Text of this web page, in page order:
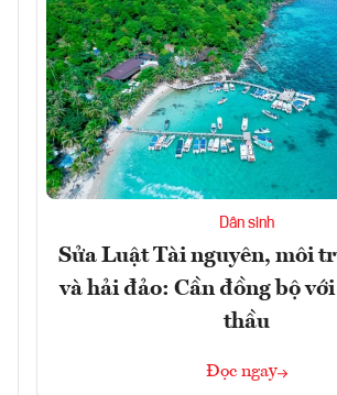
Dân sinh
Sửa Luật Tài nguyên, môi
và hải đảo: Cần đồng bộ
thầu
Đọc ngay